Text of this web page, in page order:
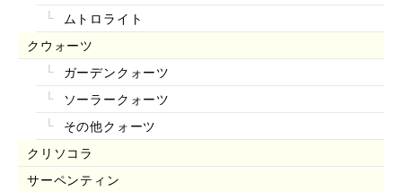
ムトロライト
クウォーツ
ガーデンクォーツ
ソーラークォーツ
その他クォーツ
クリソコラ
サーペンティン